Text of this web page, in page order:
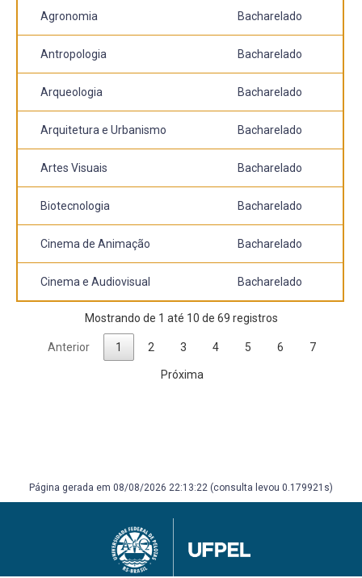
Agronomia Bacharelado
Antropologia Bacharelado
Arqueologia Bacharelado
Arquitetura e Urbanismo Bacharelado
Artes Visuais Bacharelado
Biotecnologia Bacharelado
Cinema de Animação Bacharelado
Cinema e Audiovisual Bacharelado
Mostrando de 1 até 10 de 69 registros
Anterior 1 2 3 4 5 6 7
Próxima
Página gerada em 08/08/2026 22:13:22 (consulta levou 0.179921s)